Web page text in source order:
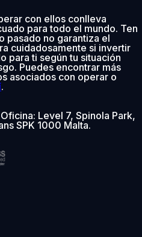
con ellos conlleva
para todo el mundo. Ten
pasado no garantiza el
cuidadosamente si invertir
para ti según tu situación
Puedes encontrar más
asociados con operar o
.
Oficina: Level 7, Spinola Park,
SPK 1000 Malta.